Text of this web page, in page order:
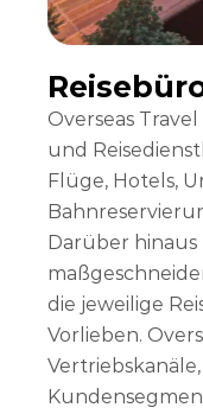
Overseas
und
Flüge, Hotels,
Darüber
die jeweilige
Vorlieben.